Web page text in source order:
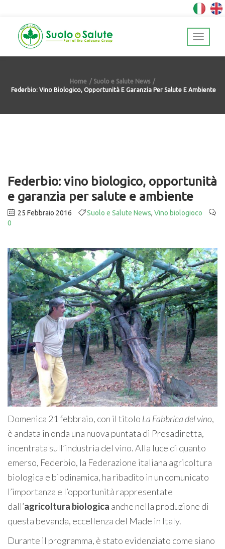
Home
Suolo e Salute News
Federbio: Vino Biologico, Opportunità E Garanzia Per Salute E Ambiente
Federbio: vino biologico, opportunità
e garanzia per salute e ambiente
25 Febbraio 2016 Suolo e Salute News, Vino biologioco
0
Domenica 21 febbraio, con il titolo La Fabbrica del vino,
è andata in onda una nuova puntata di Presadiretta,
incentrata sull’industria del vino. Alla luce di quanto
emerso, Federbio, la Federazione italiana agricoltura
biologica e biodinamica, ha ribadito in un comunicato
l’importanza e l’opportunità rappresentate
dall’agricoltura biologica anche nella produzione di
questa bevanda, eccellenza del Made in Italy.
Durante il programma, è stato evidenziato come siano